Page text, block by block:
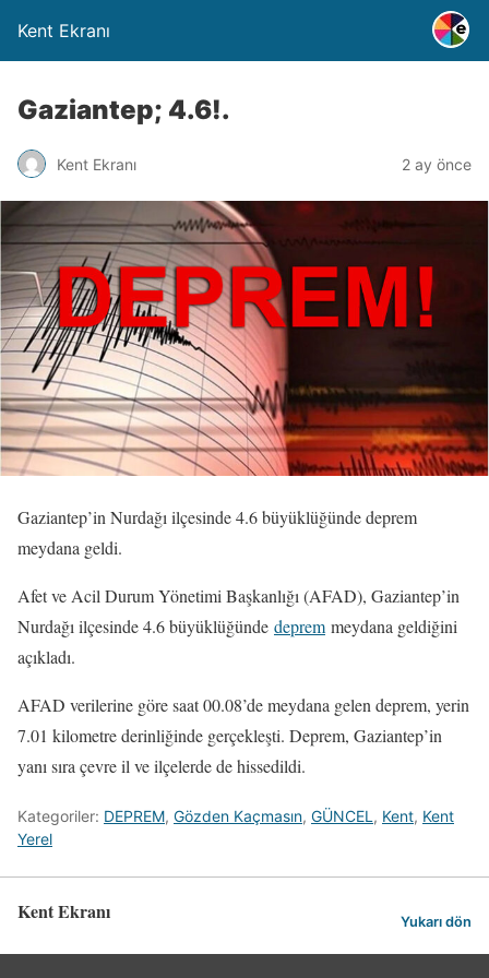
Kent Ekranı
Gaziantep; 4.6!.
Kent Ekranı 2 ay önce
Gaziantep’in Nurdağı ilçesinde 4.6 büyüklüğünde deprem
meydana geldi.
Afet ve Acil Durum Yönetimi Başkanlığı (AFAD), Gaziantep’in
Nurdağı ilçesinde 4.6 büyüklüğünde deprem meydana geldiğini
açıkladı.
AFAD verilerine göre saat 00.08’de meydana gelen deprem, yerin
7.01 kilometre derinliğinde gerçekleşti. Deprem, Gaziantep’in
yanı sıra çevre il ve ilçelerde de hissedildi.
Kategoriler: DEPREM, Gözden Kaçmasın, GÜNCEL , Kent, Kent
Yerel
Kent Ekranı Yukarı dön